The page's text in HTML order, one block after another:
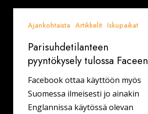
Ajankohtaista Artikkelit Iskupaikat
Parisuhdetilanteen
pyyntökysely tulossa Faceen
Facebook ottaa käyttöön myös
Suomessa ilmeisesti jo ainakin
Englannissa käytössä olevan